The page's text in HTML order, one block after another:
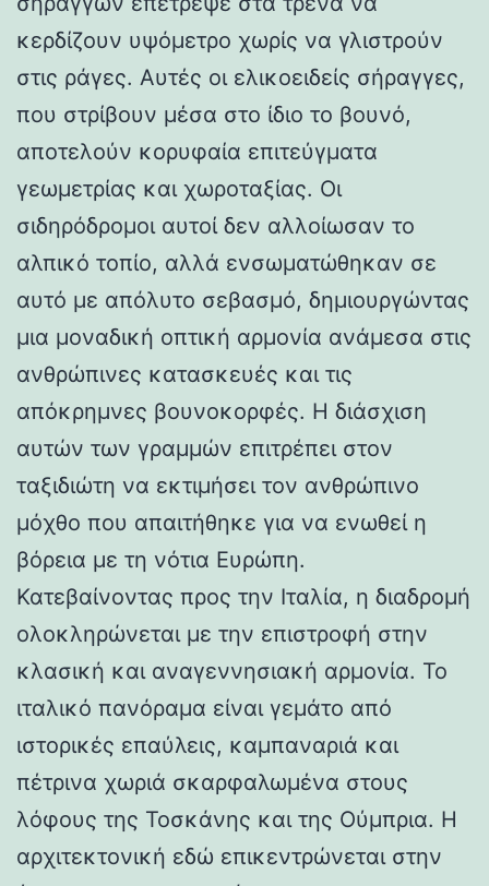
κερδίζουν υψόμετρο χωρίς να γλιστρούν
στις ράγες. Αυτές οι ελικοειδείς σήραγγες,
που στρίβουν μέσα στο ίδιο το βουνό,
αποτελούν κορυφαία επιτεύγματα
γεωμετρίας και χωροταξίας. Οι
σιδηρόδρομοι αυτοί δεν αλλοίωσαν το
αλπικό τοπίο, αλλά ενσωματώθηκαν σε
αυτό με απόλυτο σεβασμό, δημιουργώντας
μια μοναδική οπτική αρμονία ανάμεσα στις
ανθρώπινες κατασκευές και τις
απόκρημνες βουνοκορφές. Η διάσχιση
αυτών των γραμμών επιτρέπει στον
ταξιδιώτη να εκτιμήσει τον ανθρώπινο
μόχθο που απαιτήθηκε για να ενωθεί η
βόρεια με τη νότια Ευρώπη.
Κατεβαίνοντας προς την Ιταλία, η διαδρομή
ολοκληρώνεται με την επιστροφή στην
κλασική και αναγεννησιακή αρμονία. Το
ιταλικό πανόραμα είναι γεμάτο από
ιστορικές επαύλεις, καμπαναριά και
πέτρινα χωριά σκαρφαλωμένα στους
λόφους της Τοσκάνης και της Ούμπρια. Η
αρχιτεκτονική εδώ επικεντρώνεται στην